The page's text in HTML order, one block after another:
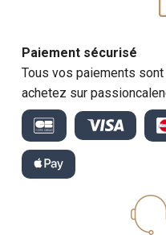
Paiement sécurisé
Tous vos paiements
achetez sur